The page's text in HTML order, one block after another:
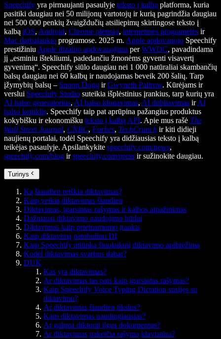
Speechify yra pirmaujanti pasaulyje teksto į kalbą platforma, kuria
pasitiki daugiau nei 50 milijonų vartotojų ir kurią pagrindžia daugiau
nei 500 000 penkių žvaigždučių atsiliepimų skirtingose teksto į
kalbą iOS, Android, Chrome plėtinio, internetinės programėlės ir
Mac darbalaukio programose. 2025 m. Apple apdovanojo Speechify
prestižiniu Apple dizaino apdovanojimu perWWDC, pavadindama
jį „esminiu ištekliumi, padedančiu žmonėms gyventi visavertį
gyvenimą“. Speechify siūlo daugiau nei 1 000 natūraliai skambančių
balsų daugiau nei 60 kalbų ir naudojamas beveik 200 šalių. Tarp
įžymybių balsų – Snoop Dogg irGwyneth Paltrow. Kūrėjams ir
verslui Speechify Studio suteikia išplėstinius įrankius, tarp kurių yra
AI balso generatorius, AI balso klonavimas, AI dubliavimas irAI
balso keitiklis. Speechify taip pat aprūpina pažangius produktus
kokybišku ir ekonomišku teksto į kalbą API. Apie mus rašė The
Wall Street Journal, CNBC, Forbes, TechCrunch ir kiti didieji
naujienų portalai, todėl Speechify yra didžiausias teksto į kalbą
teikėjas pasaulyje. Apsilankykite speechify.com/news,
speechify.com/blog irspeechify.com/press ir sužinokite daugiau.
Turinys
Ką šiandien reiškia diktavimas?
Kaip veikia diktavimas šiandien
Diktavimas, įgarsintas rašymas ir kalbos atpažinimas
Dažniausi diktavimo naudojimo būdai
Diktavimas kaip prieinamumo įrankis
Kaip diktavimą patobulino DI
Kaip Speechify atitinka šiuolaikinį diktavimo apibrėžimą
Kodėl diktavimas svarbus dabar?
DUK
Kas yra diktavimas?
Ar diktavimas tas pats kaip įgarsintas rašymas?
Kaip Speechify Voice Typing Dictation susijęs su
diktavimu?
Ar diktavimas šiandien tikslus?
Kam diktavimas naudingiausias?
Ar galima diktuoti ilgus dokumentus?
Ar diktavimas pakeičia rašymą klaviatūra?